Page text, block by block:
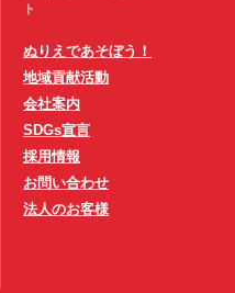
ト
ぬりえであそぼう！
地域貢献活動
会社案内
SDGs宣言
採用情報
お問い合わせ
法人のお客様